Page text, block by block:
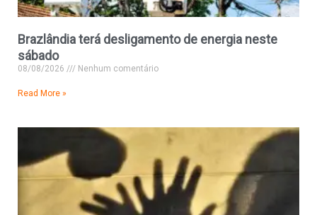
Brazlândia terá desligamento de energia neste
sábado
08/08/2026 Nenhum comentário
Read More »